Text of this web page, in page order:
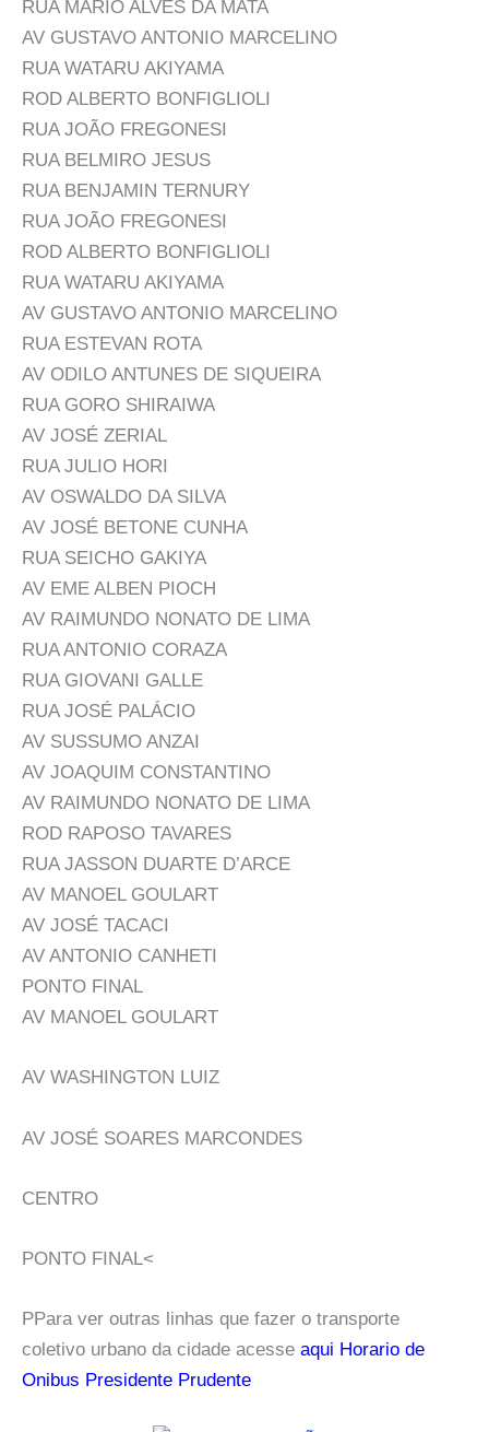
RUA MARIO ALVES DA MATA
AV GUSTAVO ANTONIO MARCELINO
RUA WATARU AKIYAMA
ROD ALBERTO BONFIGLIOLI
RUA JOÃO FREGONESI
RUA BELMIRO JESUS
RUA BENJAMIN TERNURY
RUA JOÃO FREGONESI
ROD ALBERTO BONFIGLIOLI
RUA WATARU AKIYAMA
AV GUSTAVO ANTONIO MARCELINO
RUA ESTEVAN ROTA
AV ODILO ANTUNES DE SIQUEIRA
RUA GORO SHIRAIWA
AV JOSÉ ZERIAL
RUA JULIO HORI
AV OSWALDO DA SILVA
AV JOSÉ BETONE CUNHA
RUA SEICHO GAKIYA
AV EME ALBEN PIOCH
AV RAIMUNDO NONATO DE LIMA
RUA ANTONIO CORAZA
RUA GIOVANI GALLE
RUA JOSÉ PALÁCIO
AV SUSSUMO ANZAI
AV JOAQUIM CONSTANTINO
AV RAIMUNDO NONATO DE LIMA
ROD RAPOSO TAVARES
RUA JASSON DUARTE D’ARCE
AV MANOEL GOULART
AV JOSÉ TACACI
AV ANTONIO CANHETI
PONTO FINAL
AV MANOEL GOULART
AV WASHINGTON LUIZ
AV JOSÉ SOARES MARCONDES
CENTRO
PONTO FINAL<
PPara ver outras linhas que fazer o transporte
coletivo urbano da cidade acesse aqui Horario de
Onibus Presidente Prudente